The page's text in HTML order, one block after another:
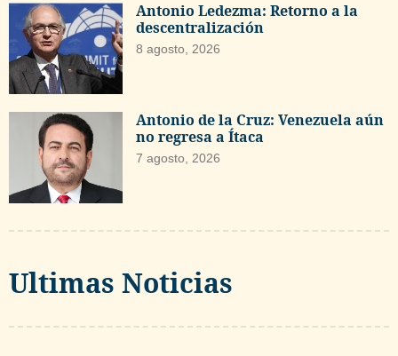
Antonio Ledezma: Retorno a la
descentralización
8 agosto, 2026
Antonio de la Cruz: Venezuela aún
no regresa a Ítaca
7 agosto, 2026
Ultimas Noticias